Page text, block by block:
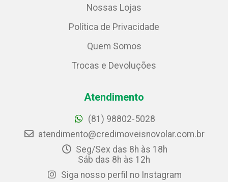
Nossas Lojas
Política de Privacidade
Quem Somos
Trocas e Devoluções
Atendimento
(81) 98802-5028
atendimento@credimoveisnovolar.com.br
Seg/Sex das 8h às 18h
Sáb das 8h às 12h
Siga nosso perfil no Instagram